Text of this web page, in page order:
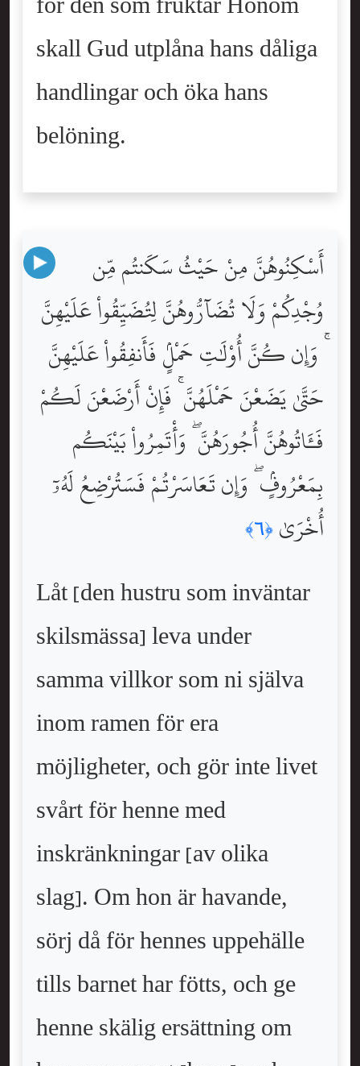
skall Gud utplåna hans dåliga
handlingar och öka hans
belöning.
أَسْكِنُوهُنَّ مِنْ حَيْثُ سَكَنتُم مِّن
وُجْدِكُمْ وَلَا تُضَآرُّوهُنَّ لِتُضَيِّقُواْ عَلَيْهِنَّ
ۚ وَإِن كُنَّ أُوْلَٰتِ حَمْلٍۢ فَأَنفِقُواْ عَلَيْهِنَّ
حَتَّىٰ يَضَعْنَ حَمْلَهُنَّ ۚ فَإِنْ أَرْضَعْنَ لَكُمْ
فَـَٔاتُوهُنَّ أُجُورَهُنَّ ۖ وَأْتَمِرُواْ بَيْنَكُم
بِمَعْرُوفٍۢ ۖ وَإِن تَعَاسَرْتُمْ فَسَتُرْضِعُ لَهُۥٓ
أُخْرَىٰ ﴿٦﴾
Låt [den hustru som inväntar
skilsmässa] leva under
samma villkor som ni själva
inom ramen för era
möjligheter, och gör inte livet
svårt för henne med
inskränkningar [av olika
slag]. Om hon är havande,
sörj då för hennes uppehälle
tills barnet har fötts, och ge
henne skälig ersättning om